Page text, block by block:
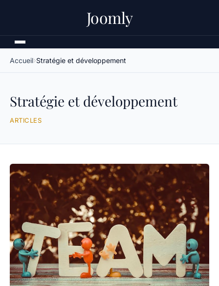
Joomly
Accueil Stratégie et développement
Stratégie et développement
ARTICLES